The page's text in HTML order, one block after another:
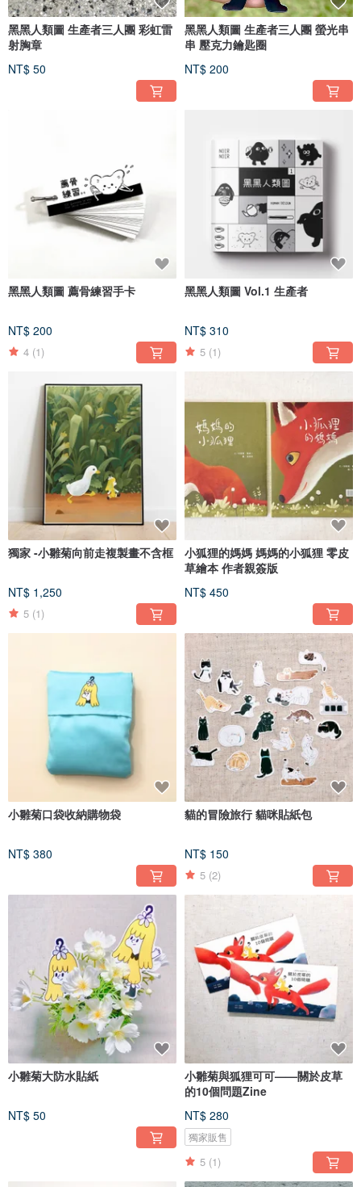
黑黑人類圖 生產者三人團 彩虹雷
射胸章
NT$ 50
黑黑人類圖 生產者三人團 螢光串
串 壓克力鑰匙圈
NT$ 200
黑黑人類圖 薦骨練習手卡
NT$ 200
4 (1)
黑黑人類圖 Vol.1 生產者
NT$ 310
5 (1)
獨家 -小雛菊向前走複製畫不含框
NT$ 1,250
5 (1)
小狐狸的媽媽 媽媽的小狐狸 零皮
草繪本 作者親簽版
NT$ 450
小雛菊口袋收納購物袋
NT$ 380
貓的冒險旅行 貓咪貼紙包
NT$ 150
5 (2)
小雛菊大防水貼紙
NT$ 50
小雛菊與狐狸可可——關於皮草
的10個問題Zine
NT$ 280
獨家販售
5 (1)